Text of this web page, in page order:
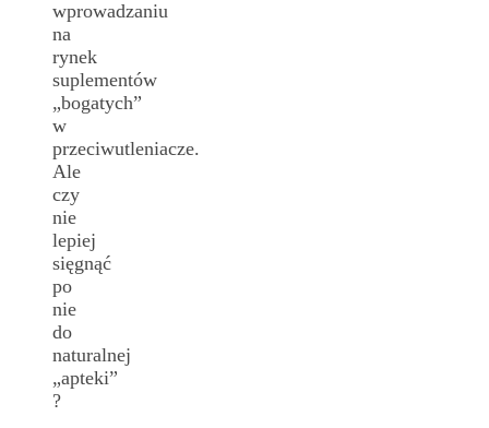
wprowadzaniu
na
rynek
suplementów
„bogatych”
w
przeciwutleniacze.
Ale
czy
nie
lepiej
sięgnąć
po
nie
do
naturalnej
„apteki”
?